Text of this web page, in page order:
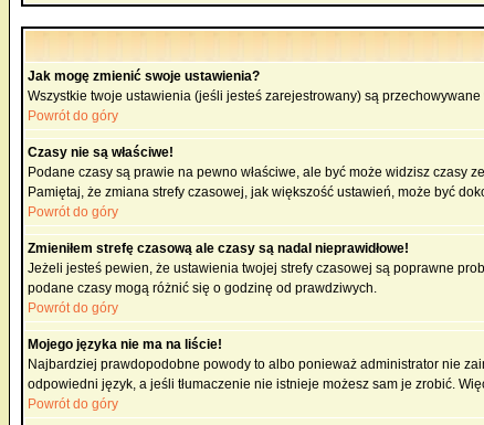
Jak mogę zmienić swoje ustawienia?
Wszystkie twoje ustawienia (jeśli jesteś zarejestrowany) są
Powrót do góry
Czasy nie są właściwe!
Podane czasy są prawie na pewno właściwe, ale być może widzisz
Pamiętaj, że zmiana strefy czasowej, jak większość ustawień, może być
Powrót do góry
Zmieniłem strefę czasową ale czasy są nadal nieprawidłowe!
Jeżeli jesteś pewien, że ustawienia twojej strefy czasowej są poprawne
podane czasy mogą różnić się o godzinę od prawdziwych.
Powrót do góry
Mojego języka nie ma na liście!
Najbardziej prawdopodobne powody to albo ponieważ administrator nie
odpowiedni język, a jeśli tłumaczenie nie istnieje możesz sam je zrobić.
Powrót do góry